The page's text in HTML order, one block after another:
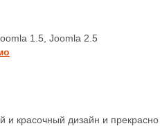
1.5, Joomla 2.5
красочный дизайн и